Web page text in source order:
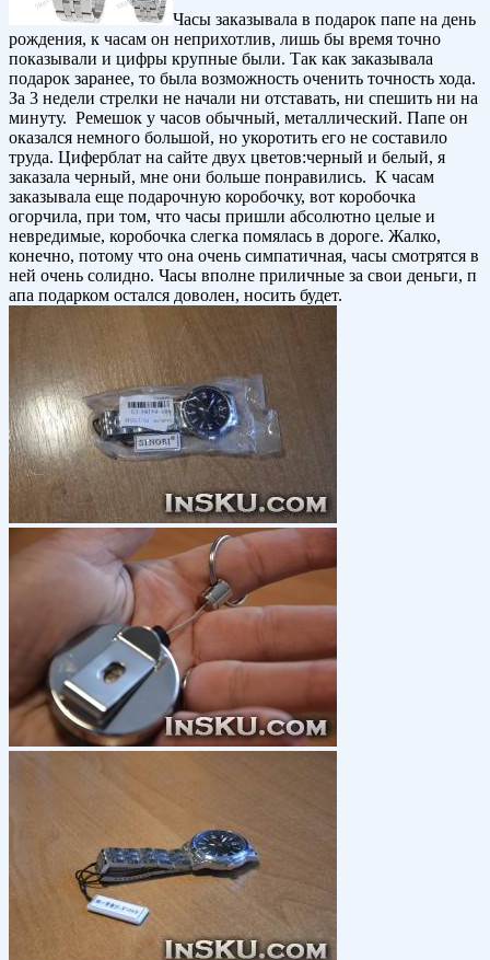
Часы заказывала в подарок папе на день
рождения, к часам он неприхотлив, лишь бы время точно
показывали и цифры крупные были. Так как заказывала
подарок заранее, то была возможность оченить точность хода.
За 3 недели стрелки не начали ни отставать, ни спешить ни на
минуту. Ремешок у часов обычный, металлический. Папе он
оказался немного большой, но укоротить его не составило
труда. Циферблат на сайте двух цветов:черный и белый, я
заказала черный, мне они больше понравились. К часам
заказывала еще подарочную коробочку, вот коробочка
огорчила, при том, что часы пришли абсолютно целые и
невредимые, коробочка слегка помялась в дороге. Жалко,
конечно, потому что она очень симпатичная, часы смотрятся в
ней очень солидно. Часы вполне приличные за свои деньги, п
апа подарком остался доволен, носить будет.